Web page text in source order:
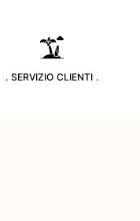
. SERVIZIO CLIENTI .